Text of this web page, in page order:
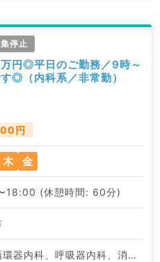
停止
万円◎平日のご勤務／9時～
◎（内科系／非常勤）
円
木 金
18:00 (休憩時間: 60分)
一般内科、循環器内科、呼吸器内科、消化器内科、内分泌・代謝内科、腎臓内科